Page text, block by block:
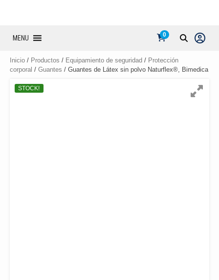
MENU 0
Inicio / Productos / Equipamiento de seguridad / Protección
corporal / Guantes / Guantes de Látex sin polvo Naturflex®, Bimedica
STOCK!